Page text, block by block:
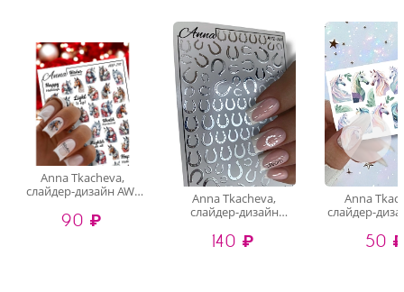
Anna Tkacheva,
слайдер-дизайн AW-
90 ₽
Anna Tkacheva,
слайдер-дизайн
MTL-260
140 ₽
Anna
слайдер-
50 ₽